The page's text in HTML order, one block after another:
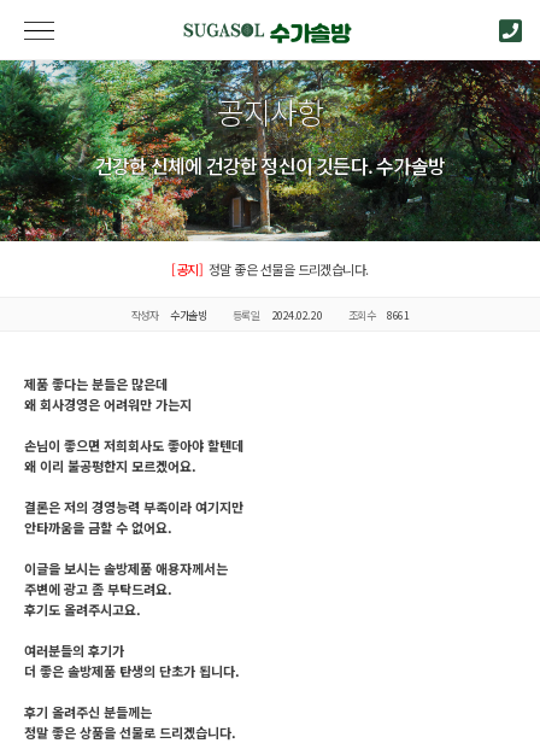
공지사항
건강한 신체에 건강한 정신이 깃든다. 수가솔방
[공지] 정말 좋은 선물을 드리겠습니다.
작성자 수가솔방 등록일 2024.02.20 조회수 8661
제품 좋다는 분들은 많은데
왜 회사경영은 어려워만 가는지
손님이 좋으면 저희회사도 좋아야 할텐데
왜 이리 불공평한지 모르겠어요.
결론은 저의 경영능력 부족이라 여기지만
안타까움을 금할 수 없어요.
이글을 보시는 솔방제품 애용자께서는
주변에 광고 좀 부탁드려요.
후기도 올려주시고요.
여러분들의 후기가
더 좋은 솔방제품 탄생의 단초가 됩니다.
후기 올려주신 분들께는
정말 좋은 상품을 선물로 드리겠습니다.